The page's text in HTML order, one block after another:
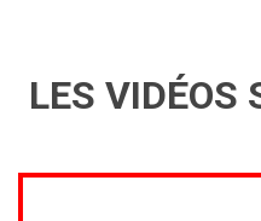
LES VIDÉOS